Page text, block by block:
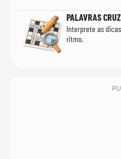
PALAVRAS
Interprete as
ritmo.